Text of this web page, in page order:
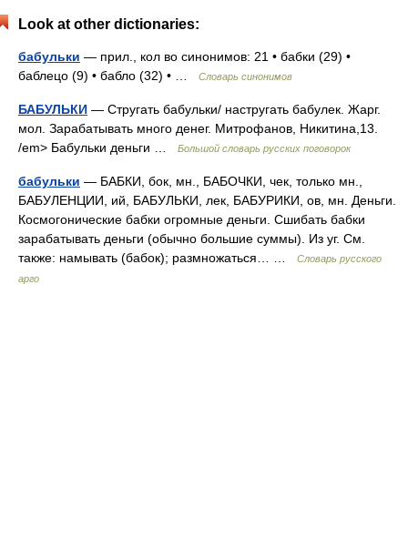
Look at other dictionaries:
бабульки — прил., кол во синонимов: 21 • бабки (29) •
баблецо (9) • бабло (32) • …
Словарь синонимов
БАБУЛЬКИ — Стругать бабульки/ настругать бабулек. Жарг.
мол. Зарабатывать много денег. Митрофанов, Никитина,13.
/em> Бабульки деньги …
Большой словарь русских поговорок
бабульки — БАБКИ, бок, мн., БАБОЧКИ, чек, только мн.,
БАБУЛЕНЦИИ, ий, БАБУЛЬКИ, лек, БАБУРИКИ, ов, мн. Деньги.
Космогонические бабки огромные деньги. Сшибать бабки
зарабатывать деньги (обычно большие суммы). Из уг. См.
также: намывать (бабок); размножаться… …
Словарь русского
арго